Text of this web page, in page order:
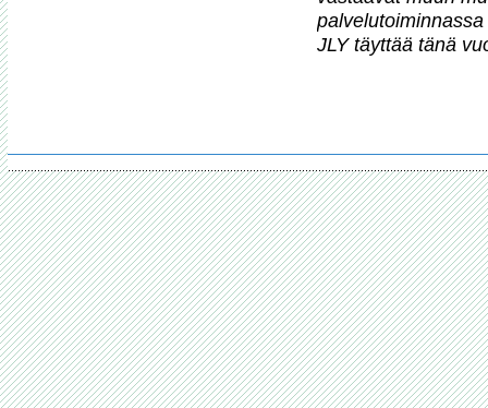
JLY täyttää tänä